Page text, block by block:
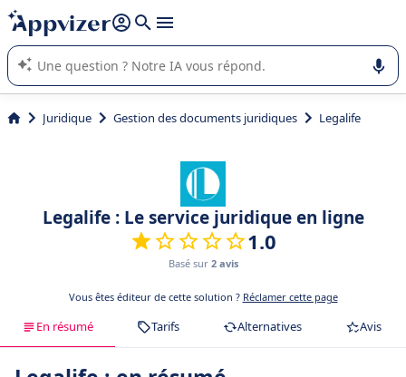
répondre (plusieurs lignes avec
L'IA de Appvizer vous guide dans l'utilisation ou la sélection de
logiciel SaaS en entreprise.
Juridique Gestion des documents juridiques Legalife
Legalife : Le service juridique en ligne
1.0
Basé sur 2 avis
Vous êtes éditeur de cette solution ? Réclamer cette page
En résumé Tarifs Alternatives Avis